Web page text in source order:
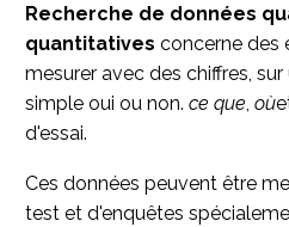
Recherche de données
quantitatives concerne des
mesurer avec des chiffres,
simple oui ou non. ce que où
d'essai.
Ces données peuvent être
test et d'enquêtes